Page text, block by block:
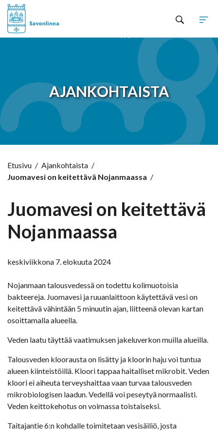
AJANKOHTAISTA
Etusivu / Ajankohtaista /
Juomavesi on keitettävä Nojanmaassa /
Juomavesi on keitettävä
Nojanmaassa
keskiviikkona 7. elokuuta 2024
Nojanmaan talousvedessä on todettu kolimuotoisia
bakteereja. Juomavesi ja ruuanlaittoon käytettävä vesi on
keitettävä vähintään 5 minuutin ajan, liitteenä olevan kartan
osoittamalla alueella.
Veden laatu täyttää vaatimuksen jakeluverkon muilla alueilla.
Talousveden kloorausta on lisätty ja kloorin haju voi tuntua
alueen kiinteistöillä. Kloori tappaa haitalliset mikrobit. Veden
kloori ei aiheuta terveyshaittaa vaan turvaa talousveden
mikrobiologisen laadun. Vedellä voi peseytyä normaalisti.
Veden keittokehotus on voimassa toistaiseksi.
Taitajantie 6:n kohdalle toimitetaan vesisäiliö, josta